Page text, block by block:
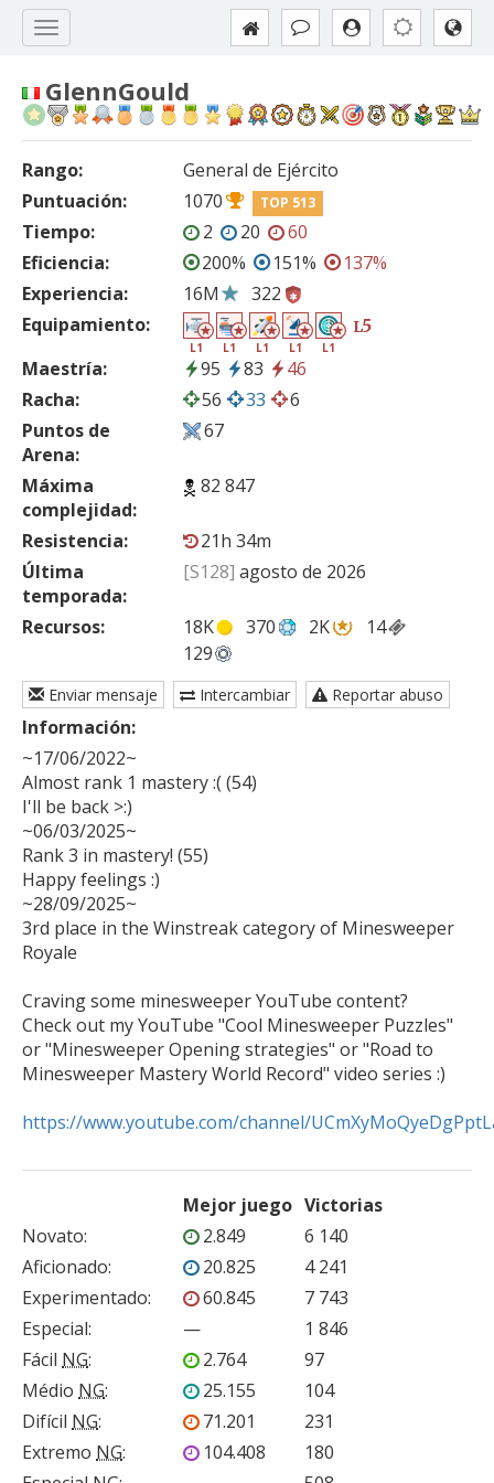
GlennGould
Rango:
General de Ejército
Puntuación:
1070 TOP 513
Tiempo: 2 20
60
Eficiencia:
200% 151%
137%
Experiencia:
16M
322
Equipamiento:
L1 L1 L1 L1 L1
L5
Maestría: 95 83
46
Racha:
56 33
6
Puntos de
Arena:
67
Máxima
complejidad:
82 847
Resistencia:
21h 34m
Última
temporada:
[S128] agosto de 2026
Recursos: 18K 370 2K
14
129
Enviar mensaje Intercambiar Reportar abuso
Información:
~17/06/2022~
Almost rank 1 mastery :( (54)
I'll be back >:)
~06/03/2025~
Rank 3 in mastery! (55)
Happy feelings :)
~28/09/2025~
3rd place in the Winstreak category of Minesweeper
Royale
Craving some minesweeper YouTube content?
Check out my YouTube "Cool Minesweeper Puzzles"
or "Minesweeper Opening strategies" or "Road to
Minesweeper Mastery World Record" video series :)
https://www.youtube.com/channel/
Mejor juego Victorias
Novato: 2.849
6 140
Aficionado: 20.825
4 241
Experimentado: 60.845
7 743
Especial: —
1 846
Fácil NG: 2.764
97
Médio NG: 25.155
104
Difícil NG: 71.201
231
Extremo NG: 104.408
180